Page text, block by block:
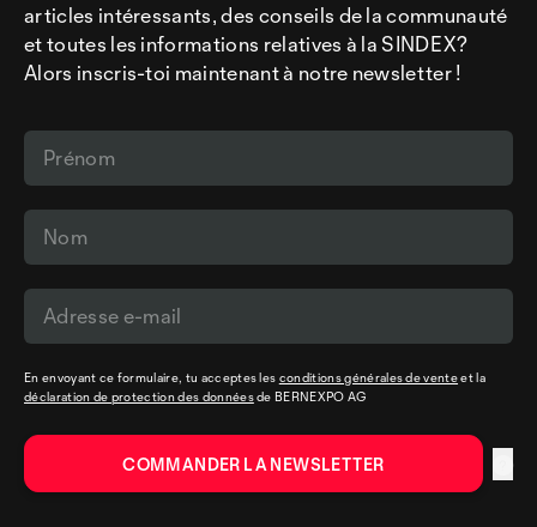
articles intéressants, des conseils de la communauté
et toutes les informations relatives à la SINDEX?
Alors inscris-toi maintenant à notre newsletter !
En envoyant ce formulaire, tu acceptes les conditions générales de venteet la
déclaration de protection des donnéesde BERNEXPO AG